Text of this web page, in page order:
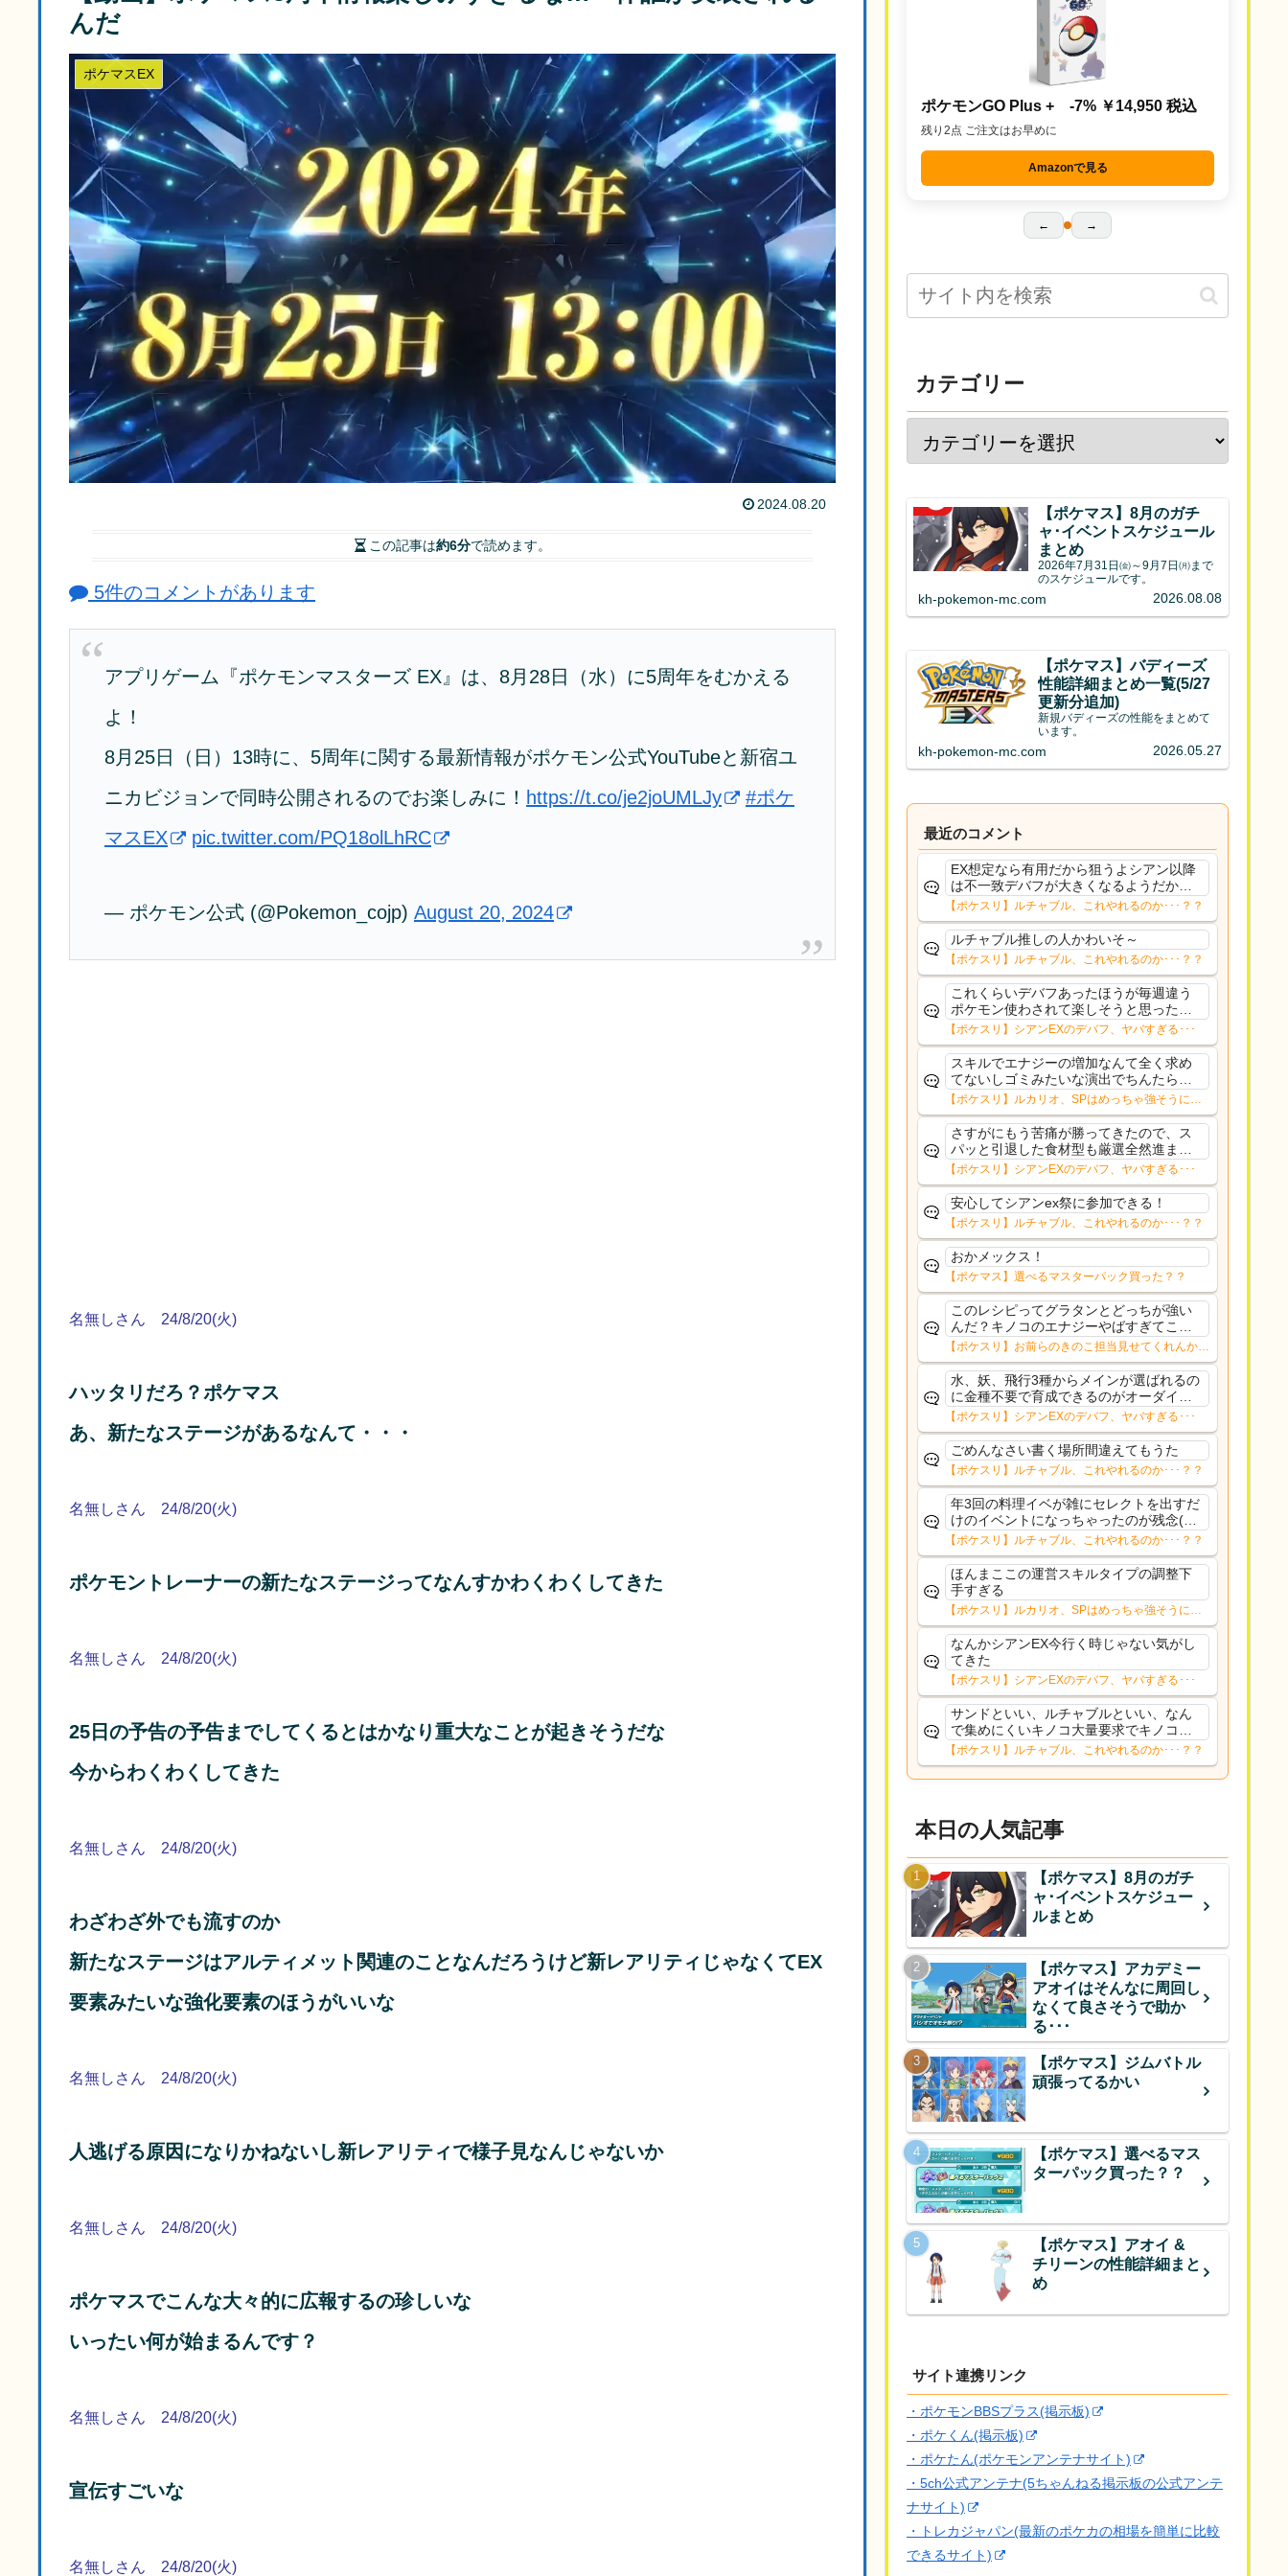
んだ
ポケマスEX
2024.08.20
この記事は約6分で読めます。
5件のコメントがあります
アプリゲーム『ポケモンマスターズ EX』は、8月28日（水）に5周年をむかえる
よ！
8月25日（日）13時に、5周年に関する最新情報がポケモン公式YouTubeと新宿ユ
ニカビジョンで同時公開されるのでお楽しみに！ https://t.co/je2joUMLJy
#ポケ
マスEX
pic.twitter.com/PQ18olLhRC
— ポケモン公式 (@Pokemon_cojp) August 20, 2024
名無しさん 24/8/20(火)
ハッタリだろ？ポケマス
あ、新たなステージがあるなんて・・・
名無しさん 24/8/20(火)
ポケモントレーナーの新たなステージってなんすかわくわくしてきた
名無しさん 24/8/20(火)
25日の予告の予告までしてくるとはかなり重大なことが起きそうだな
今からわくわくしてきた
名無しさん 24/8/20(火)
わざわざ外でも流すのか
新たなステージはアルティメット関連のことなんだろうけど新レアリティじゃなくてEX
要素みたいな強化要素のほうがいいな
名無しさん 24/8/20(火)
人逃げる原因になりかねないし新レアリティで様子見なんじゃないか
名無しさん 24/8/20(火)
ポケマスでこんな大々的に広報するの珍しいな
いったい何が始まるんです？
名無しさん 24/8/20(火)
宣伝すごいな
名無しさん 24/8/20(火)
ポケモンGO Plus + -7% ￥14,950 税込
残り2点 ご注文はお早めに
Amazonで見る
← →
カテゴリー
【ポケマス】8月のガチ
ャ･イベントスケジュール
まとめ
2026年7月31日㈮～9月7日㈪まで
のスケジュールです。
kh-pokemon-mc.com 2026.08.08
【ポケマス】バディーズ
性能詳細まとめ一覧(5/27
更新分追加)
新規バディーズの性能をまとめて
います。
kh-pokemon-mc.com 2026.05.27
最近のコメント
EX想定なら有用だから狙うよシアン以降
は不一致デバフが大きくなるようだから
食材役の択も増やしておきたい
【ポケスリ】ルチャブル、これやれるのか･･･？？
ルチャブル推しの人かわいそ～
【ポケスリ】ルチャブル、これやれるのか･･･？？
これくらいデバフあったほうが毎週違う
ポケモン使わされて楽しそうと思ったけ
どここの雰囲気見てるとそう思えるのは
手持ち揃ってるからなのかももうちょい
バフあってもよかったかもね
【ポケスリ】シアンEXのデバフ、ヤバすぎる･･･
スキルでエナジーの増加なんて全く求め
てないしゴミみたいな演出でちんたら長
いしもう使わんからルカリオに入れた金
種マジで返してほしいわ
【ポケスリ】ルカリオ、SPはめっちゃ強そうにな
ったな
さすがにもう苦痛が勝ってきたので、ス
パッと引退した食材型も厳選全然進まん
っていうかAAAですら出てこなくなった
しもういいやなんか、疲れた
【ポケスリ】シアンEXのデバフ、ヤバすぎる･･･
安心してシアンex祭に参加できる！
【ポケスリ】ルチャブル、これやれるのか･･･？？
おかメックス！
【ポケマス】選べるマスターパック買った？？
このレシピってグラタンとどっちが強い
んだ？キノコのエナジーやばすぎてこっ
ちになるのかな？
【ポケスリ】お前らのきのこ担当見せてくれんか…
水、妖、飛行3種からメインが選ばれるの
に金種不要で育成できるのがオーダイル
くらいなのがきつい。せめてこの３種類
が毎週固定ならウォーグル、ピクシー育
成に金種リソース使おうと思えるけど…
その価値があるのか...
【ポケスリ】シアンEXのデバフ、ヤバすぎる･･･
ごめんなさい書く場所間違えてもうた
【ポケスリ】ルチャブル、これやれるのか･･･？？
年3回の料理イベが雑にセレクトを出すだ
けのイベントになっちゃったのが残念(ル
チャブル自体は好きです)EXデバフにして
もセレクト連打にしても各種AAAを揃え
終わったユーザーから更にサブレ課金を
引き出す為...
【ポケスリ】ルチャブル、これやれるのか･･･？？
ほんまここの運営スキルタイプの調整下
手すぎる
【ポケスリ】ルカリオ、SPはめっちゃ強そうにな
ったな
なんかシアンEX今行く時じゃない気がし
てきた
【ポケスリ】シアンEXのデバフ、ヤバすぎる･･･
サンドといい、ルチャブルといい、なん
で集めにくいキノコ大量要求でキノコ外
すん？食セレだとドンカラスがいるには
いるけど、あっちは1/4なんだよなぁ…ム
ズイよ
【ポケスリ】ルチャブル、これやれるのか･･･？？
本日の人気記事
【ポケマス】8月のガチ
ャ･イベントスケジュー
ルまとめ
【ポケマス】アカデミー
アオイはそんなに周回し
なくて良さそうで助か
る･･･
【ポケマス】ジムバトル
頑張ってるかい
【ポケマス】選べるマス
ターパック買った？？
【ポケマス】アオイ &
チリーンの性能詳細まと
め
サイト連携リンク
・ポケモンBBSプラス(掲示板)
・ポケくん(掲示板)
・ポケたん(ポケモンアンテナサイト)
・5ch公式アンテナ(5ちゃんねる掲示板の公式アンテ
ナサイト)
・トレカジャパン(最新のポケカの相場を簡単に比較
できるサイト)